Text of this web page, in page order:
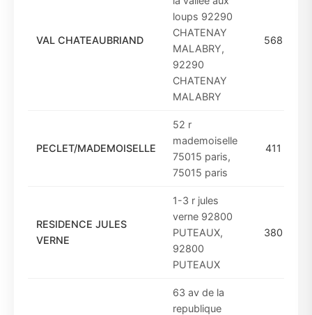
VAL CHATEAUBRIAND
loups 92290
CHATENAY
MALABRY,
92290
CHATENAY
MALABRY
568
PECLET/MADEMOISELLE
52 r
mademoiselle
75015 paris,
75015 paris
411
RESIDENCE JULES
VERNE
1-3 r jules
verne 92800
PUTEAUX,
92800
PUTEAUX
380
63 av de la
republique